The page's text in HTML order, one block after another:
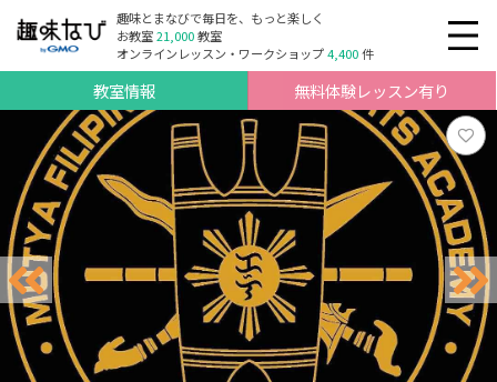
趣味とまなびで毎日を、もっと楽しく
お教室21,000教室
オンラインレッスン・ワークショップ4,400件
教室情報 無料体験レッスン有り